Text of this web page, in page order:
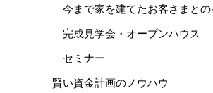
今まで家を建てたお客さまとの
完成見学会・オープンハウス
セミナー
賢い資金計画のノウハウ